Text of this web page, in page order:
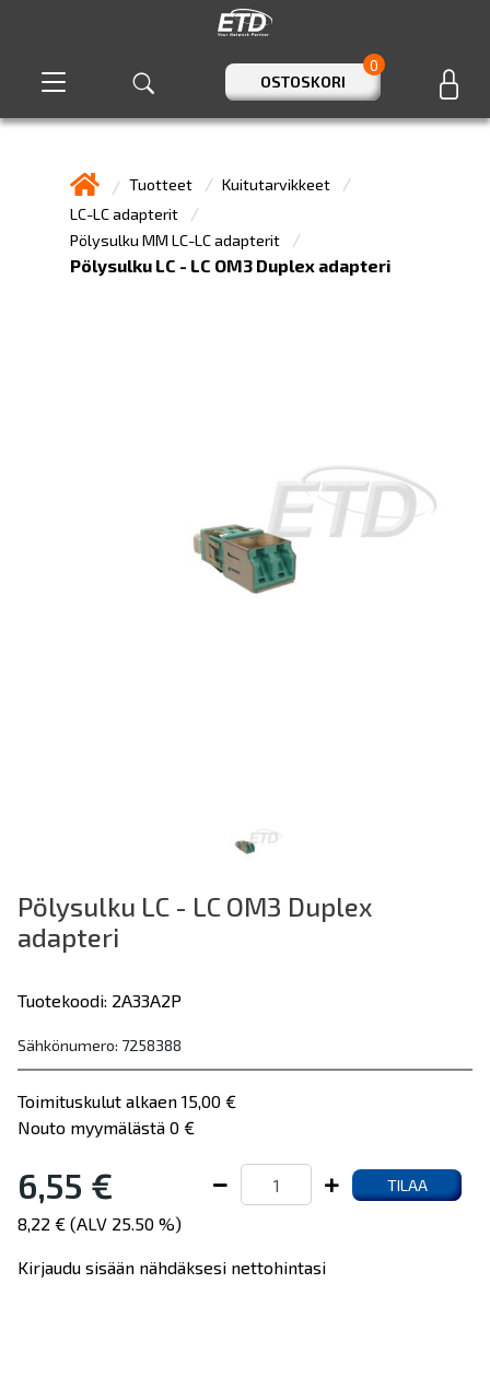
OSTOSKORI
0
Tuotteet
Kuitutarvikkeet
LC-LC adapterit
Pölysulku MM LC-LC adapterit
Pölysulku LC - LC OM3 Duplex adapteri
Pölysulku LC - LC OM3 Duplex
adapteri
Tuotekoodi: 2A33A2P
Sähkönumero: 7258388
Toimituskulut alkaen 15,00 €
Nouto myymälästä 0 €
6,55 € TILAA
8,22 € (ALV 25.50 %)
Kirjaudu sisään nähdäksesi nettohintasi